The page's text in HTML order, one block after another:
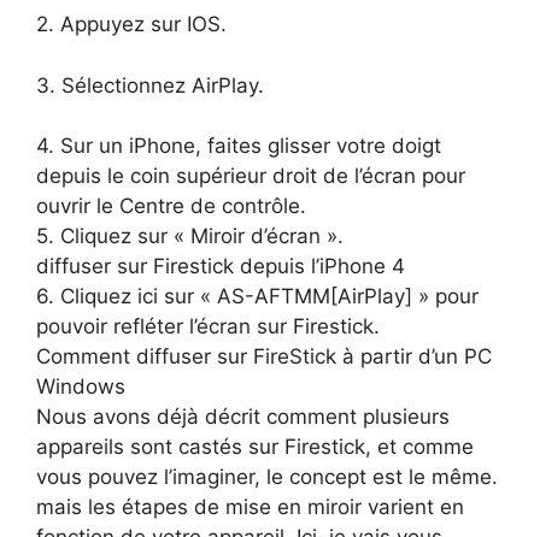
2. Appuyez sur IOS.
3. Sélectionnez AirPlay.
4. Sur un iPhone, faites glisser votre doigt
depuis le coin supérieur droit de l’écran pour
ouvrir le Centre de contrôle.
5. Cliquez sur « Miroir d’écran ».
diffuser sur Firestick depuis l’iPhone 4
6. Cliquez ici sur « AS-AFTMM[AirPlay] » pour
pouvoir refléter l’écran sur Firestick.
Comment diffuser sur FireStick à partir d’un PC
Windows
Nous avons déjà décrit comment plusieurs
appareils sont castés sur Firestick, et comme
vous pouvez l’imaginer, le concept est le même.
mais les étapes de mise en miroir varient en